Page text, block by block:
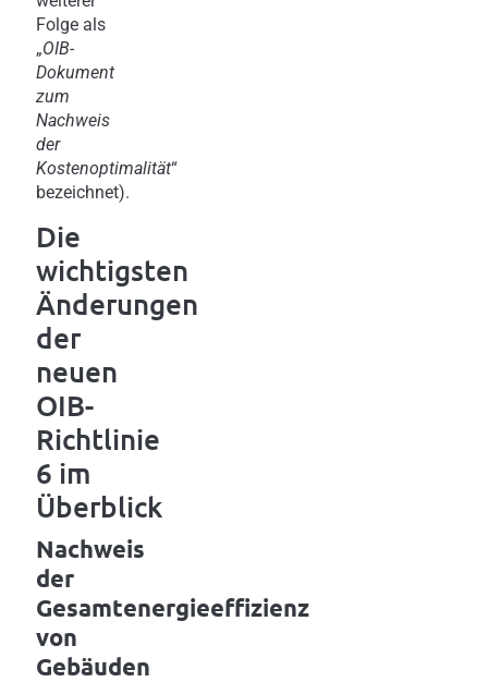
Folge als
„OIB-
Dokument
zum
Nachweis
der
Kostenoptimalität“
bezeichnet).
Die
wichtigsten
Änderungen
der
neuen
OIB-
Richtlinie
6 im
Überblick
Nachweis
der
Gesamtenergieeffizienz
von
Gebäuden